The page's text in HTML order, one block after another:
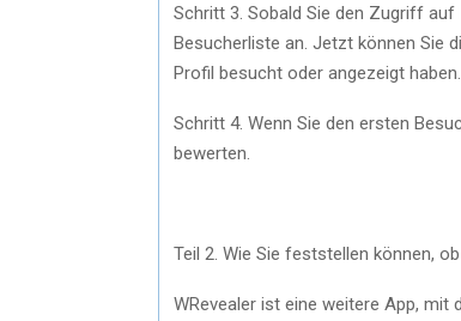
Schritt 3. Sobald Sie den Zugriff
Besucherliste an. Jetzt können Sie
Profil besucht oder angezeigt haben.
Schritt 4. Wenn Sie den ersten
bewerten.
Teil 2. Wie Sie feststellen können,
WRevealer ist eine weitere App, mit